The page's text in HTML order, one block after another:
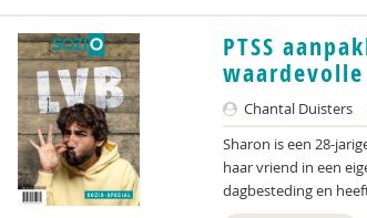
PTSS
Chantal Duisters
Sharon is een 28-
haar vriend in een
dagbesteding en